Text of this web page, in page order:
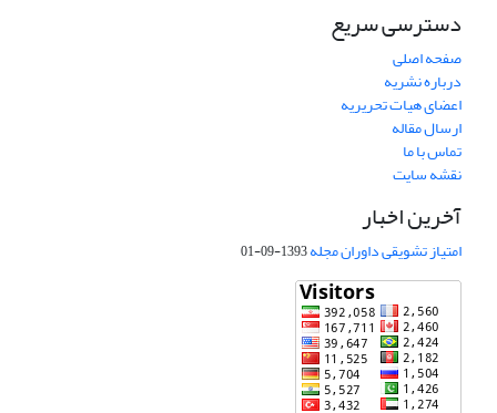
دسترسی سریع
صفحه اصلی
درباره نشریه
اعضای هیات تحریریه
ارسال مقاله
تماس با ما
نقشه سایت
آخرین اخبار
امتیاز تشویقی داوران مجله1393-09-01